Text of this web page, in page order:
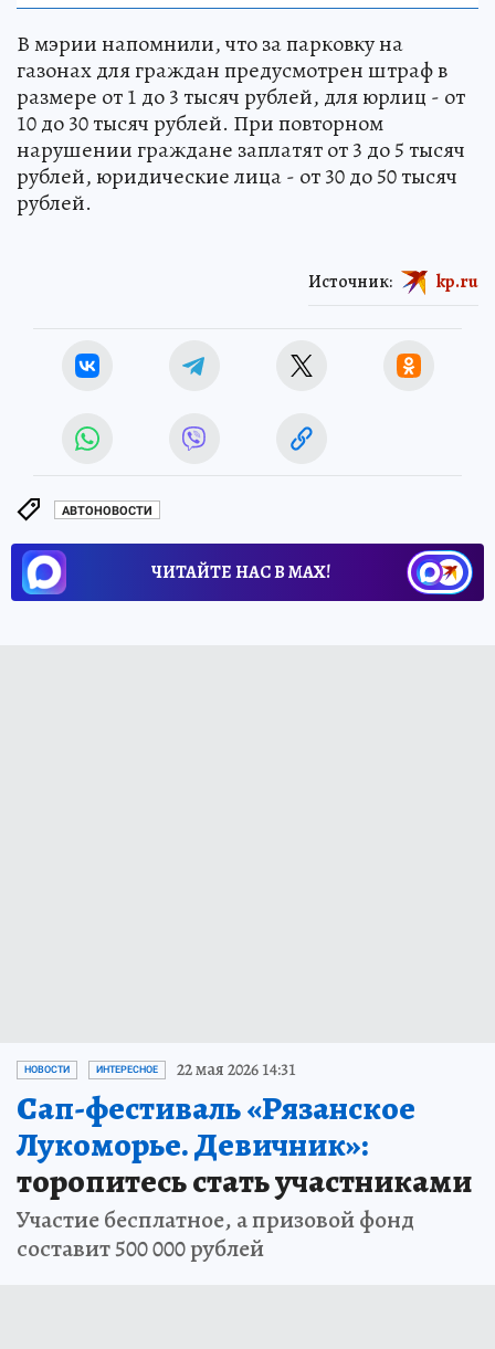
В мэрии напомнили, что за парковку на
газонах для граждан предусмотрен штраф в
размере от 1 до 3 тысяч рублей, для юрлиц - от
10 до 30 тысяч рублей. При повторном
нарушении граждане заплатят от 3 до 5 тысяч
рублей, юридические лица - от 30 до 50 тысяч
рублей.
Источник: kp.ru
АВТОНОВОСТИ
ЧИТАЙТЕ НАС В МАХ!
НОВОСТИ ИНТЕРЕСНОЕ 22 мая 2026 14:31
Сап-фестиваль «Рязанское
Лукоморье. Девичник»:
торопитесь стать участниками
Участие бесплатное, а призовой фонд
составит 500 000 рублей